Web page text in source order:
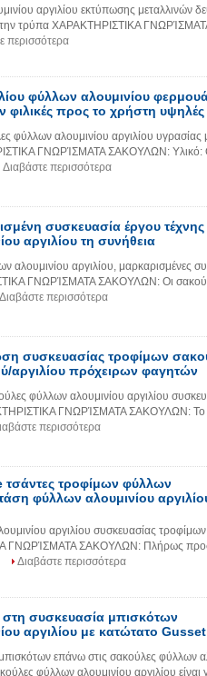
αργιλίου εκτύπωσης μεταλλινών
τρύπα ΧΑΡΑΚΤΗΡΙΣΤΙΚΑ
περισσότερα
φύλλων αλουμινίου
φιλικές προς το χρήστη υψηλές
φύλλων αλουμινίου αργιλίου
ΓΝΩΡΊΣΜΑΤΑ ΣΑΚΟΥΛΩΝ: Υλικό:
Διαβάστε περισσότερα
συσκευασία έργου τέχνης
αργιλίου τη συνήθεια
αλουμινίου αργιλίου, μαρκαρισμένες
ΓΝΩΡΊΣΜΑΤΑ ΣΑΚΟΥΛΩΝ: Οι
Διαβάστε περισσότερα
συσκευασίας τροφίμων
αργιλίου πρόχειρων φαγητών
φύλλων αλουμινίου αργιλίου
ΓΝΩΡΊΣΜΑΤΑ ΣΑΚΟΥΛΩΝ: Το
περισσότερα
τροφίμων φύλλων
φύλλων αλουμινίου
αργιλίου συσκευασίας
ΓΝΩΡΊΣΜΑΤΑ ΣΑΚΟΥΛΩΝ: Πλήρως
Διαβάστε περισσότερα
συσκευασία μπισκότων
αργιλίου με κατώτατο Gusset
επάνω στις σακούλες φύλλων
φύλλων αλουμινίου αργιλίου είναι